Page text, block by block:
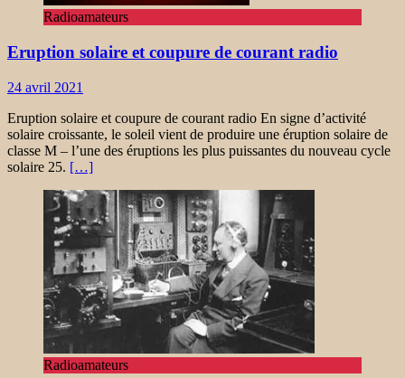
Radioamateurs
Eruption solaire et coupure de courant radio
24 avril 2021
Eruption solaire et coupure de courant radio En signe d’activité
solaire croissante, le soleil vient de produire une éruption solaire de
classe M – l’une des éruptions les plus puissantes du nouveau cycle
solaire 25. […]
Radioamateurs